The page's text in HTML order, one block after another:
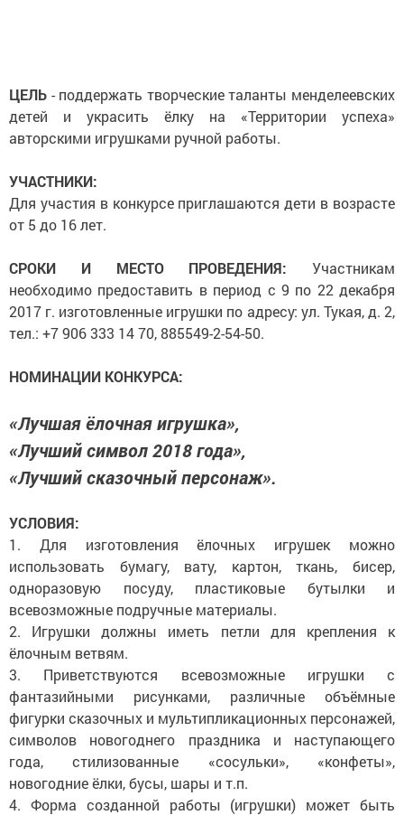
ЦЕЛЬ - поддержать творческие таланты менделеевских
детей и украсить ёлку на «Территории успеха»
авторскими игрушками ручной работы.
УЧАСТНИКИ:
Для участия в конкурсе приглашаются дети в возрасте
от 5 до 16 лет.
СРОКИ И МЕСТО ПРОВЕДЕНИЯ: Участникам
необходимо предоставить в период с 9 по 22 декабря
2017 г. изготовленные игрушки по адресу: ул. Тукая, д. 2,
тел.: +7 906 333 14 70, 885549-2-54-50.
НОМИНАЦИИ КОНКУРСА:
«Лучшая ёлочная игрушка»,
«Лучший символ 2018 года»,
«Лучший сказочный персонаж».
УСЛОВИЯ:
1. Для изготовления ёлочных игрушек можно
использовать бумагу, вату, картон, ткань, бисер,
одноразовую посуду, пластиковые бутылки и
всевозможные подручные материалы.
2. Игрушки должны иметь петли для крепления к
ёлочным ветвям.
3. Приветствуются всевозможные игрушки с
фантазийными рисунками, различные объёмные
фигурки сказочных и мультипликационных персонажей,
символов новогоднего праздника и наступающего
года, стилизованные «сосульки», «конфеты»,
новогодние ёлки, бусы, шары и т.п.
4. Форма созданной работы (игрушки) может быть